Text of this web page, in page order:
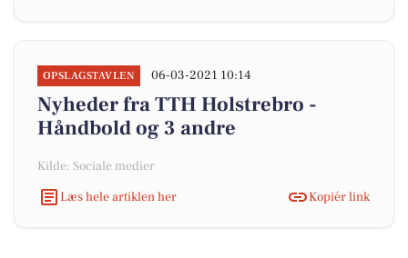
OPSLAGSTAVLEN 06-03-2021 10:14
Nyheder fra TTH Holstrebro -
Håndbold og 3 andre
Kilde: Sociale medier
Læs hele artiklen her
Kopiér link